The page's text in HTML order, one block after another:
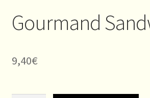
Gourmand
9,40€